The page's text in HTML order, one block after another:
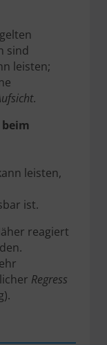
sind
leisten;
.
leisten,
ist.
reagiert
Regress